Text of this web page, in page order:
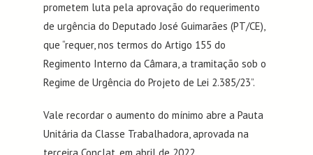
prometem luta pela aprovação do requerimento
de urgência do Deputado José Guimarães (PT/CE),
que “requer, nos termos do Artigo 155 do
Regimento Interno da Câmara, a tramitação sob o
Regime de Urgência do Projeto de Lei 2.385/23”.
Vale recordar o aumento do mínimo abre a Pauta
Unitária da Classe Trabalhadora, aprovada na